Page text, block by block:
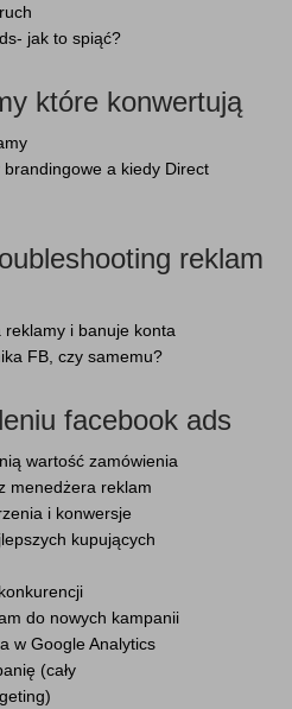
jak to spiąć?
które konwertują
a kiedy Direct
reklam
i banuje konta
FB, czy samemu?
facebook ads
wartość zamówienia
menedżera reklam
i konwersje
kupujących
do nowych kampanii
w Google Analytics
(cały